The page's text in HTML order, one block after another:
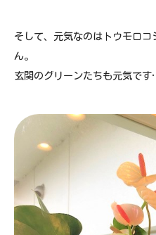
そして、元気なのはトウモロ
ん。
玄関のグリーンたちも元気です